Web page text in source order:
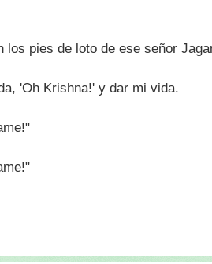
los pies de loto de ese señor
'Oh Krishna!' y dar mi vida.